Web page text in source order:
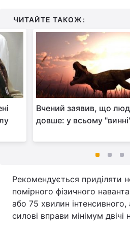
ЧИТАЙТЕ ТАКОЖ:
Вчений заявив, що
довше: у всьому
Рекомендується приділяти
помірного фізичного
або 75 хвилин
силові вправи мінімум двічі